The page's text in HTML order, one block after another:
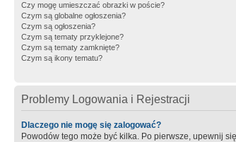
Czy mogę umieszczać obrazki w poście?
Czym są globalne ogłoszenia?
Czym są ogłoszenia?
Czym są tematy przyklejone?
Czym są tematy zamknięte?
Czym są ikony tematu?
Problemy Logowania i Rejestracji
Dlaczego nie mogę się zalogować?
Powodów tego może być kilka. Po pierwsze, upewnij